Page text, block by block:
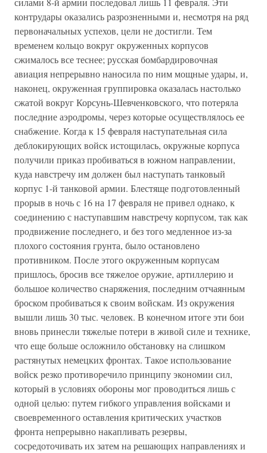
контрудары оказались разрозненными и, несмотря на ряд
первоначальных успехов, цели не достигли. Тем
временем кольцо вокруг окруженных корпусов
сжималось все теснее; русская бомбардировочная
авиация непрерывно наносила по ним мощные удары, и,
наконец, окруженная группировка оказалась настолько
сжатой вокруг Корсунь-Шевченковского, что потеряла
последние аэродромы, через которые осуществлялось ее
снабжение. Когда к 15 февраля наступательная сила
деблокирующих войск истощилась, окружные корпуса
получили приказ пробиваться в южном направлении,
куда навстречу им должен был наступать танковый
корпус 1-й танковой армии. Блестяще подготовленный
прорыв в ночь с 16 на 17 февраля не привел однако, к
соединению с наступавшим навстречу корпусом, так как
продвижение последнего, и без того медленное из-за
плохого состояния грунта, было остановлено
противником. После этого окруженным корпусам
пришлось, бросив все тяжелое оружие, артиллерию и
большое количество снаряжения, последним отчаянным
броском пробиваться к своим войскам. Из окружения
вышли лишь 30 тыс. человек. В конечном итоге эти бои
вновь принесли тяжелые потери в живой силе и технике,
что еще больше осложнило обстановку на слишком
растянутых немецких фронтах. Такое использование
войск резко противоречило принципу экономии сил,
который в условиях обороны мог проводиться лишь с
одной целью: путем гибкого управления войсками и
своевременного оставления критических участков
фронта непрерывно накапливать резервы,
сосредоточивать их затем на решающих направлениях и